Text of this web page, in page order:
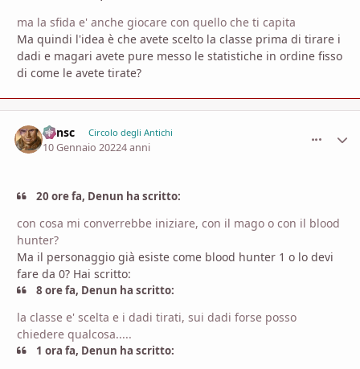
ma la sfida e' anche giocare con quello che ti capita
Ma quindi l'idea è che avete scelto la classe prima di tirare i
dadi e magari avete pure messo le statistiche in ordine fisso
di come le avete tirate?
Minsc Circolo degli Antichi
10 Gennaio 20224 anni
20 ore fa, Denun ha scritto:
con cosa mi converrebbe iniziare, con il mago o con il blood
hunter?
Ma il personaggio già esiste come blood hunter 1 o lo devi
fare da 0? Hai scritto:
8 ore fa, Denun ha scritto:
la classe e' scelta e i dadi tirati, sui dadi forse posso
chiedere qualcosa.....
1 ora fa, Denun ha scritto: